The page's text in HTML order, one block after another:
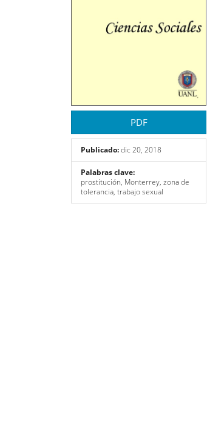
PDF
Publicado:dic 20, 2018
Palabras clave:
prostitución, Monterrey, zona de
tolerancia, trabajo sexual